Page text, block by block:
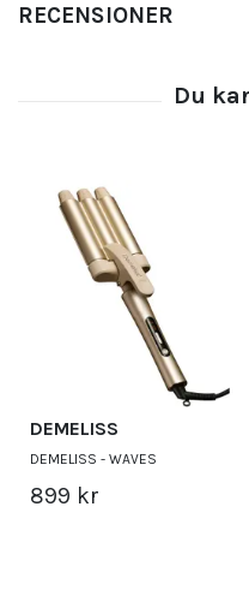
RECENSIONER
DEMELISS
DEMELISS - WAVES
899 kr